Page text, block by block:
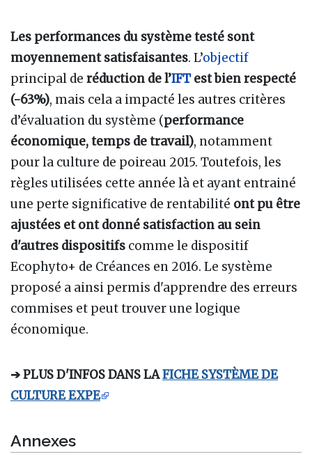
Les performances du système testé sont
moyennement satisfaisantes. L’objectif
principal de réduction de l’IFTest bien respecté
(-63%), mais cela a impacté les autres critères
d’évaluation du système (performance
économique, temps de travail), notamment
pour la culture de poireau 2015. Toutefois, les
règles utilisées cette année là et ayant entrainé
une perte significative de rentabilité ont pu être
ajustées et ont donné satisfaction au sein
d'autres dispositifs comme le dispositif
Ecophyto+ de Créances en 2016. Le système
proposé a ainsi permis d'apprendre des erreurs
commises et peut trouver une logique
économique.
➔ PLUS D'INFOS DANS LAFICHE SYSTÈME DE
CULTURE EXPE
Annexes